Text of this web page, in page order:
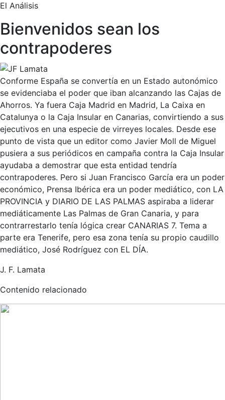
El Análisis
Bienvenidos sean los
contrapoderes
Conforme España se convertía en un Estado autonómico
se evidenciaba el poder que iban alcanzando las Cajas de
Ahorros. Ya fuera Caja Madrid en Madrid, La Caixa en
Catalunya o la Caja Insular en Canarias, convirtiendo a sus
ejecutivos en una especie de virreyes locales. Desde ese
punto de vista que un editor como Javier Moll de Miguel
pusiera a sus periódicos en campaña contra la Caja Insular
ayudaba a demostrar que esta entidad tendría
contrapoderes. Pero si Juan Francisco García era un poder
económico, Prensa Ibérica era un poder mediático, con LA
PROVINCIA y DIARIO DE LAS PALMAS aspiraba a liderar
mediáticamente Las Palmas de Gran Canaria, y para
contrarrestarlo tenía lógica crear CANARIAS 7. Tema a
parte era Tenerife, pero esa zona tenía su propio caudillo
mediático, José Rodríguez con EL DÍA.
J. F. Lamata
Contenido relacionado